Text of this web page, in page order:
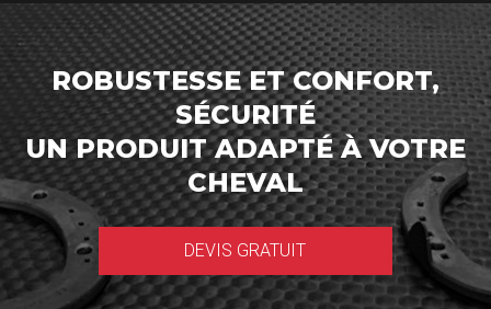
ROBUSTESSE ET CONFORT,
SÉCURITÉ
UN PRODUIT ADAPTÉ À VOTRE
CHEVAL
DEVIS GRATUIT